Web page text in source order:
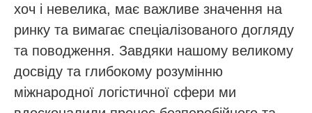
хоч і невелика, має важливе значення на
ринку та вимагає спеціалізованого догляду
та поводження. Завдяки нашому великому
досвіду та глибокому розумінню
міжнародної логістичної сфери ми